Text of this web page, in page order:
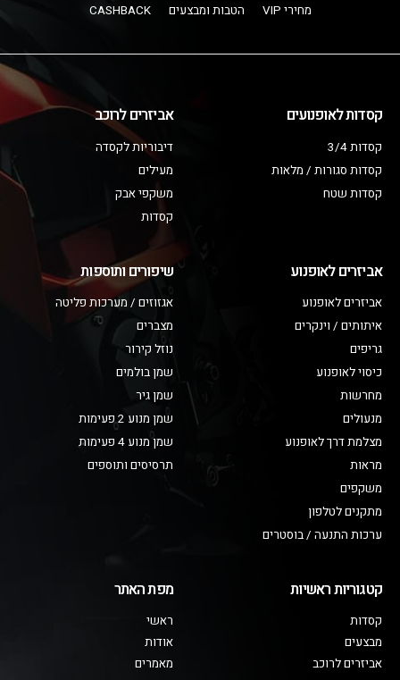
מחירי VIP הטבות ומבצעים CASHBACK
קסדות לאופנועים
קסדות 3/4
קסדות סגורות / מלאות
קסדות שטח
אביזרים לרוכב
דיבוריות לקסדה
מעילים
משקפי אבק
קסדות
אביזרים לאופנוע
אביזרים לאופנוע
איתותים / וינקרים
גריפים
כיסוי לאופנוע
מחרשות
מנעולים
מצלמת דרך לאופנוע
מראות
משקפים
מתקנים לטלפון
ערכות התנעה / בוסטרים
שיפורים ותוספות
אגזוזים / מערכות פליטה
מצברים
נוזל קירור
שמן בולמים
שמן גיר
שמן מנוע 2 פעימות
שמן מנוע 4 פעימות
תרסיסים ותוספים
קטגוריות ראשיות
קסדות
מבצעים
אביזרים לרוכב
מפת האתר
ראשי
אודות
מאמרים